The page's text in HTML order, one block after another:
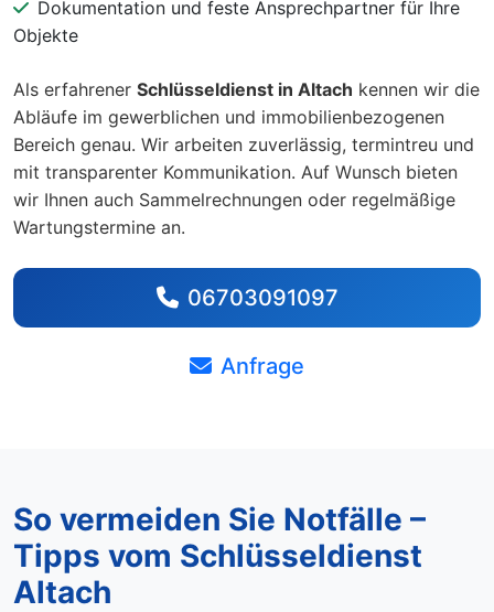
Dokumentation und feste Ansprechpartner für Ihre
Objekte
Als erfahrener Schlüsseldienst in Altach kennen wir die
Abläufe im gewerblichen und immobilienbezogenen
Bereich genau. Wir arbeiten zuverlässig, termintreu und
mit transparenter Kommunikation. Auf Wunsch bieten
wir Ihnen auch Sammelrechnungen oder regelmäßige
Wartungstermine an.
06703091097
Anfrage
So vermeiden Sie Notfälle –
Tipps vom Schlüsseldienst
Altach